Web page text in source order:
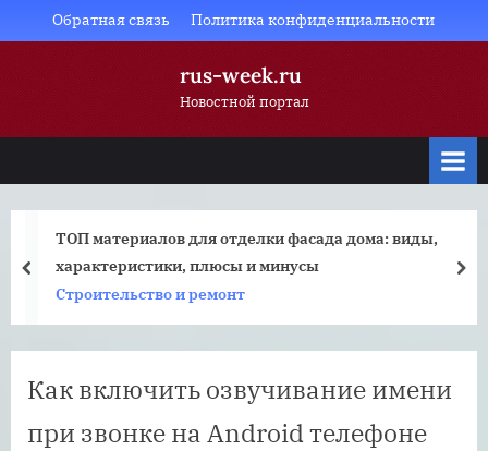
to
Обратная связь Политика конфиденциальности
rus-week.ru
Новостной портал
ТОП материалов для отделки фасада дома: виды,
характеристики, плюсы и минусы
Строительство и ремонт
prev
Как включить озвучивание имени
при звонке на Android телефоне